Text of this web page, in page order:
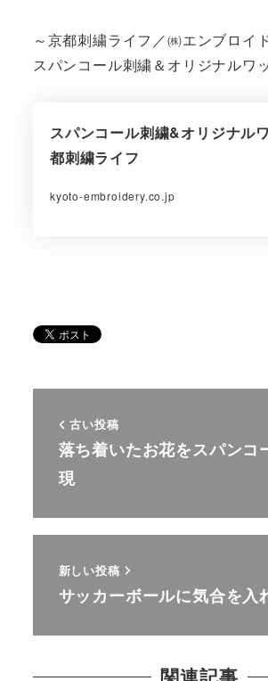
～京都刺繍ライフ／㈱エンブロイ
スパンコール刺繍＆オリジナルワ
スパンコール刺繍&オリジナル
都刺繍ライフ
kyoto-embroidery.co.jp
古い投稿
落ち着いたお花をスパンコ
現
新しい投稿
サッカーボールに気合を入